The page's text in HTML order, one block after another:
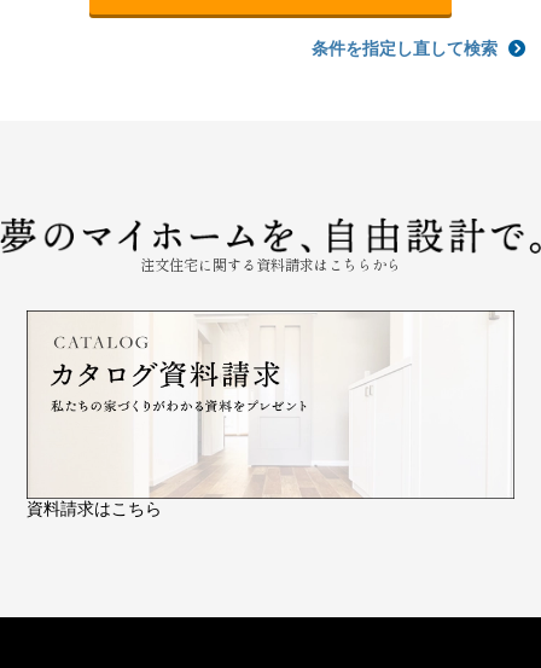
条件を指定し直して検索
注文住宅に関する資料請求はこちらから
資料請求はこちら